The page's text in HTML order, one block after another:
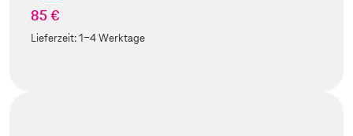
85 €
Lieferzeit:1-4 Werktage